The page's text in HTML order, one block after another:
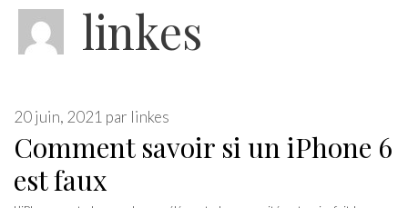
linkes
Comment savoir si un iPhone 6
est faux
20 juin, 2021 par linkes